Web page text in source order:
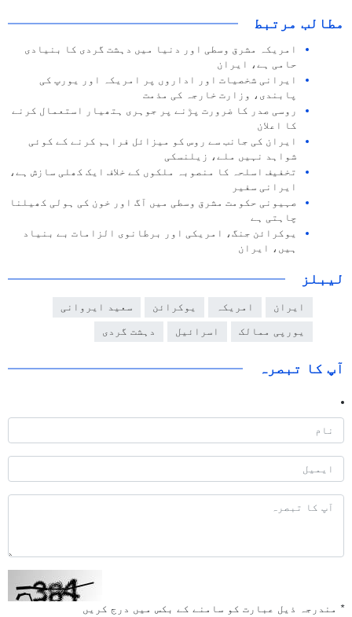
مطالب مرتبط
امریکہ مشرق وسطی اور دنیا میں دہشت گردی کا بنیادی
حامی ہے، ایران
ایرانی شخصیات اور اداروں پر امریکہ اور یورپ کی
پابندی، وزارت خارجہ کی مذمت
روسی صدر کا ضرورت پڑنے پر جوہری ہتھیار استعمال کرنے
کا اعلان
ایران کی جانب سے روس کو میزائل فراہم کرنے کے کوئی
شواہد نہیں ملے، زیلنسکی
تخفیف اسلحہ کا منصوبہ ملکوں کے خلاف ایک کھلی سازش ہے،
ایرانی سفیر
صہیونی حکومت مشرق وسطی میں آگ اور خون کی ہولی کھیلنا
چاہتی ہے
یوکرائن جنگ، امریکی اور برطانوی الزامات بے بنیاد
ہیں، ایران
لیبلز
ایران امریکہ یوکرائن سعید ایروانی
یورپی ممالک اسرائیل دہشت گردی
آپ کا تبصرہ
* مندرجہ ذیل عبارت کو سامنے کے بکس میں درج کریں